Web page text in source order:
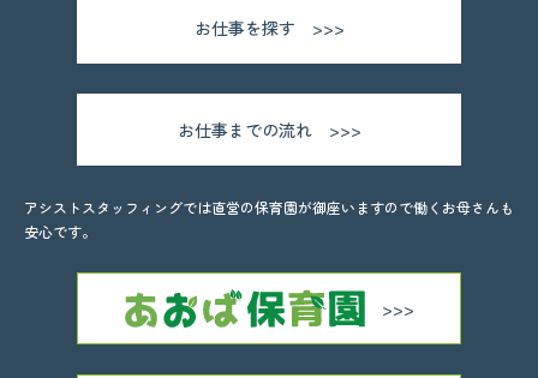
お仕事を探す
お仕事までの流れ
アシストスタッフィングでは直営の保育園が御座いますので働くお母さんも
安心です。